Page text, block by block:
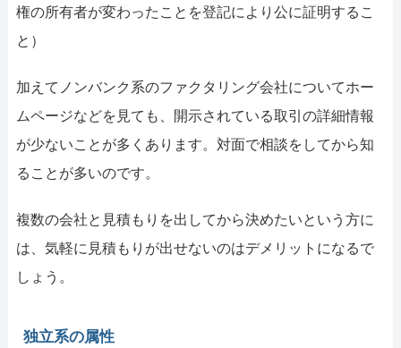
権の所有者が変わったことを登記により公に証明するこ
と）
加えてノンバンク系のファクタリング会社についてホー
ムページなどを見ても、開示されている取引の詳細情報
が少ないことが多くあります。対面で相談をしてから知
ることが多いのです。
複数の会社と見積もりを出してから決めたいという方に
は、気軽に見積もりが出せないのはデメリットになるで
しょう。
独立系の属性